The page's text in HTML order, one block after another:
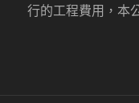
行的工程費用，本